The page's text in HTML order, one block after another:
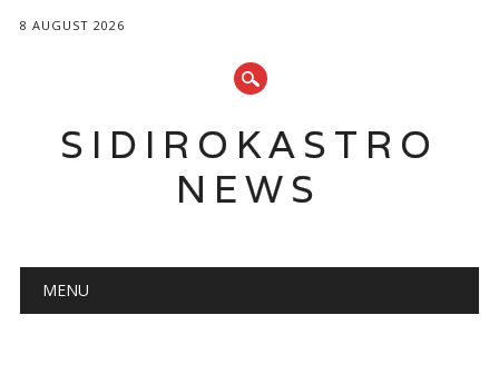
8 AUGUST 2026
SIDIROKASTRO
NEWS
Main menu
MENU